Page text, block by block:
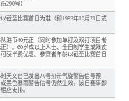
290号）
截至比赛首日为准（即1983年10月21日或
港币40元正（同时参加单打及双打项目者
）。60岁或以上人士、全日制学生或残疾
获半费优惠。参赛者年龄以截至比赛首日
天文台已发出八号热带气旋警告信号预
黑色暴雨警告信号仍然生效，该日赛事即
应安排。